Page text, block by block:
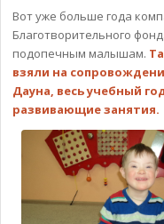
Вот уже больше года
Благотворительного
подопечным малышам.
взяли на
Дауна, весь учебный
развивающие занятия.